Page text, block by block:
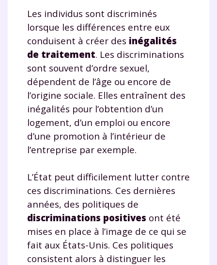
Les individus sont discriminés
lorsque les différences entre eux
conduisent à créer des inégalités
de traitement. Les discriminations
sont souvent d’ordre sexuel,
dépendent de l’âge ou encore de
l’origine sociale. Elles entraînent des
inégalités pour l’obtention d’un
logement, d’un emploi ou encore
d’une promotion à l’intérieur de
l’entreprise par exemple.
L’État peut difficilement lutter contre
ces discriminations. Ces dernières
années, des politiques de
discriminations positives ont été
mises en place à l’image de ce qui se
fait aux États-Unis. Ces politiques
consistent alors à distinguer les